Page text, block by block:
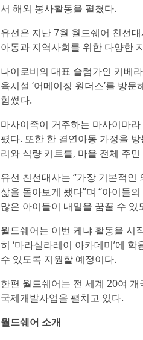
서 해외 봉사활동을 펼쳤다.
유선은 지난 7월 월드쉐어 친선
아동과 지역사회를 위한 다양한
나이로비의 대표 슬럼가인 키베
육시설 ‘어메이징 원더스’를 방
힘썼다.
마사이족이 거주하는 마사이마
폈다. 또한 한 결연아동 가정을
리와 식량 키트를, 마을 전체 주
유선 친선대사는 “가장 기본적
삶을 돌아보게 됐다”며 “아이들
많은 아이들이 내일을 꿈꿀 수 있
월드쉐어는 이번 케냐 활동을 시
히 ‘마라실라레이 아카데미’에
수 있도록 지원할 예정이다.
한편 월드쉐어는 전 세계 20여
국제개발사업을 펼치고 있다.
월드쉐어 소개